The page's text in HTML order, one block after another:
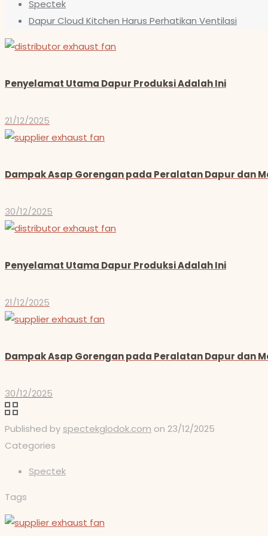
Spectek
Dapur Cloud Kitchen Harus Perhatikan Ventilasi
Penyelamat Utama Dapur Produksi Adalah Ini
21/12/2025
Dampak Asap Gorengan pada Peralatan Dapur dan
30/12/2025
Penyelamat Utama Dapur Produksi Adalah Ini
21/12/2025
Dampak Asap Gorengan pada Peralatan Dapur dan
30/12/2025
Published by spectekglodok.com on 23/12/2025
Categories
Spectek
Tags